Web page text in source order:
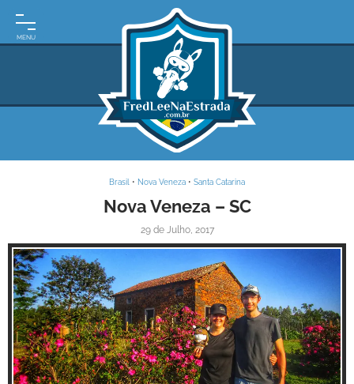
INÍCIO
FRASES
DE
VIAGEM
MAPAS
RODOVIÁRIOS
E-
BOOK
Brasil • Nova Veneza • Santa Catarina
Nova Veneza – SC
29 de Julho, 2017
Inspire-se!